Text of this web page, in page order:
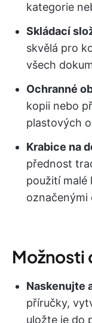
kategorie
Skládací
skvělá pro
všech
Ochranné
kopii nebo
plastových
Krabice na
přednost
použití malé
označenými
Možnosti
Naskenujte
příručky,
uložte je do